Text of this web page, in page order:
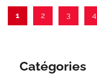
Pagination
1 2 3 4
Catégories